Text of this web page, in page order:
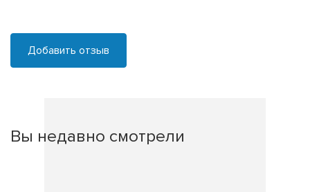
Добавить отзыв
Вы недавно смотрели